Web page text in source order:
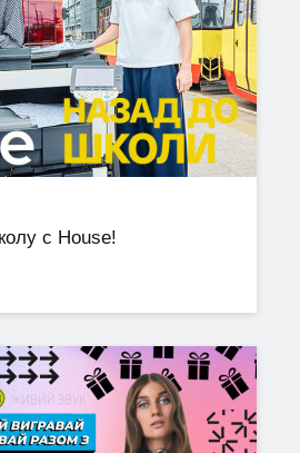
с House!